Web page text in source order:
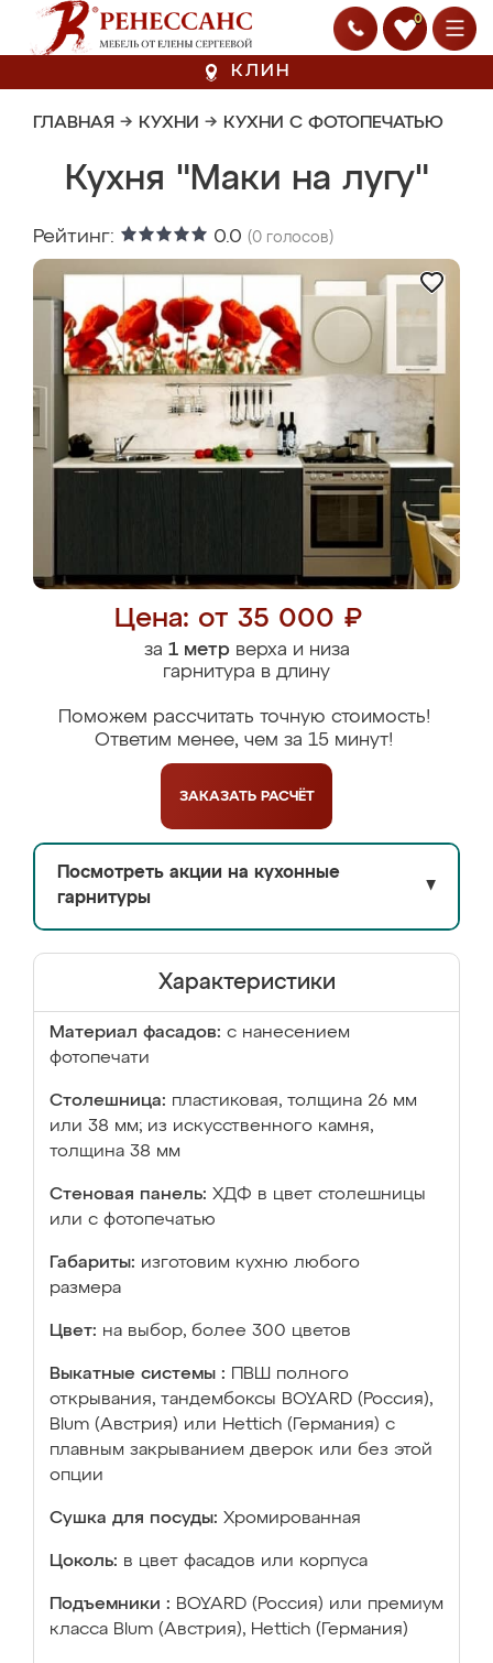
0
КЛИН
ГЛАВНАЯ → КУХНИ → КУХНИ С ФОТОПЕЧАТЬЮ
Кухня "Маки на лугу"
Рейтинг: 0.0 (0 голосов)
Цена: от 35 000 ₽
за 1 метрверха и низа
гарнитура в длину
Поможем рассчитать точную стоимость!
Ответим менее, чем за 15 минут!
ЗАКАЗАТЬ РАСЧЁТ
Посмотреть акции на кухонные
гарнитуры
▼
Характеристики
Материал фасадов: с нанесением
фотопечати
Столешница: пластиковая, толщина 26 мм
или 38 мм; из искусственного камня,
толщина 38 мм
Стеновая панель: ХДФ в цвет столешницы
или с фотопечатью
Габариты: изготовим кухню любого
размера
Цвет: на выбор, более 300 цветов
Выкатные системы :
ПВШ полного
открывания, тандембоксы BOYARD (Россия),
Blum (Австрия) или Hettich (Германия) с
плавным закрыванием дверок или без этой
опции
Сушка для посуды: Хромированная
Цоколь: в цвет фасадов или корпуса
Подъемники : BOYARD (Россия) или премиум
класса Blum (Австрия), Hettich (Германия)